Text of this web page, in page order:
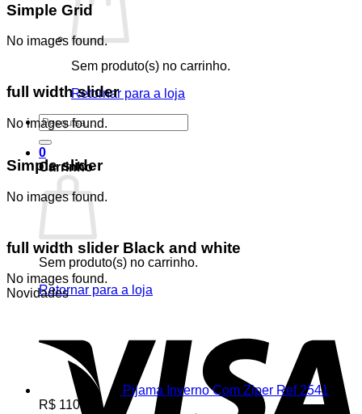
Sem produto(s) no carrinho.
Retornar para a loja
Pesquisar
por:
0
Carrinho
Sem produto(s) no carrinho.
Retornar para a loja
Simple Grid
No images found.
full width slider
No images found.
Simple slider
No images found.
full width slider Black and white
No images found.
Novidades
Pijama Inverno Com Ziper Ref 2541
R$ 110,00